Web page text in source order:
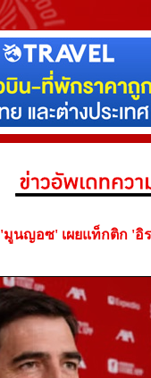
'มูนญอซ' เผยแท็กติก 'อิ